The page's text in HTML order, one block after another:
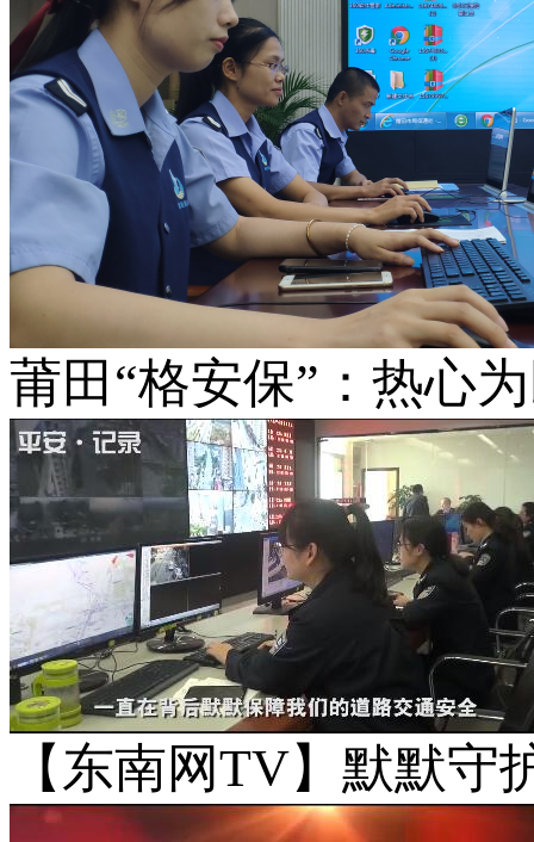
莆田“格安保”：热心
【东南网TV】默默